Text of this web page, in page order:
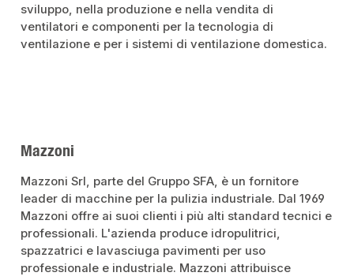
sviluppo, nella produzione e nella vendita di
ventilatori e componenti per la tecnologia di
ventilazione e per i sistemi di ventilazione domestica.
Mazzoni
Mazzoni Srl, parte del Gruppo SFA, è un fornitore
leader di macchine per la pulizia industriale. Dal 1969
Mazzoni offre ai suoi clienti i più alti standard tecnici e
professionali. L'azienda produce idropulitrici,
spazzatrici e lavasciuga pavimenti per uso
professionale e industriale. Mazzoni attribuisce